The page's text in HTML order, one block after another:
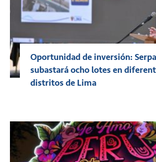
Oportunidad de inversión:
subastará ocho lotes en
distritos de Lima